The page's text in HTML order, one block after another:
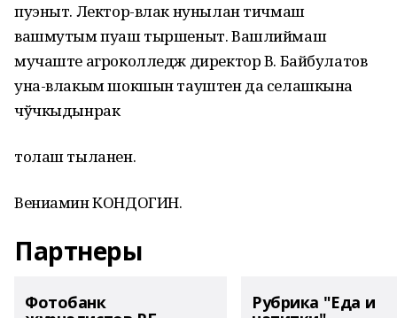
пуэныт. Лектор-влак нунылан тичмаш
вашмутым пуаш тыршеныт. Вашлиймаш
мучаште агроколледж директор В. Байбулатов
уна-влакым шокшын тауштен да селашкына
чўчкыдынрак
толаш тыланен.
Вениамин КОНДОГИН.
Партнеры
Фотобанк Рубрика "Еда и